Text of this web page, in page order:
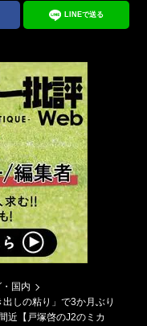
LINEで送る
国内
しの粘り」で3か月ぶり
近【戸塚啓のJ2のミカ